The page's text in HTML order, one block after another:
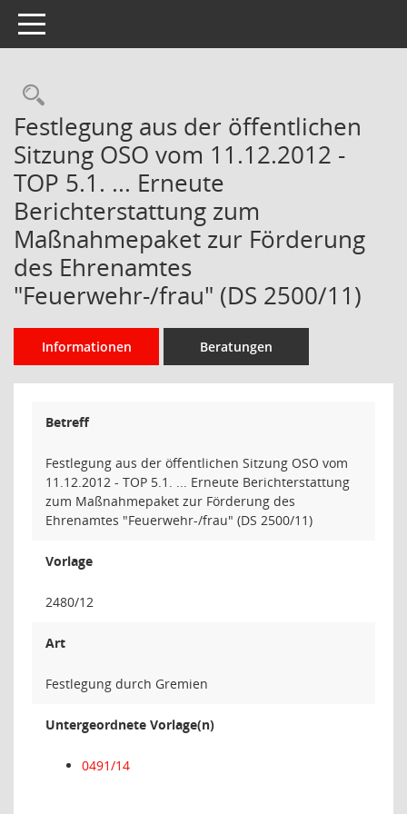
Toggle navigation
Rechercheauswahl
Festlegung aus der öffentlichen
Sitzung OSO vom 11.12.2012 -
TOP 5.1. ... Erneute
Berichterstattung zum
Maßnahmepaket zur Förderung
des Ehrenamtes
"Feuerwehr-/frau" (DS 2500/11)
Informationen Beratungen
Betreff
Festlegung aus der öffentlichen Sitzung OSO vom
11.12.2012 - TOP 5.1. ... Erneute Berichterstattung
zum Maßnahmepaket zur Förderung des
Ehrenamtes "Feuerwehr-/frau" (DS 2500/11)
Vorlage
2480/12
Art
Festlegung durch Gremien
Untergeordnete Vorlage(n)
0491/14